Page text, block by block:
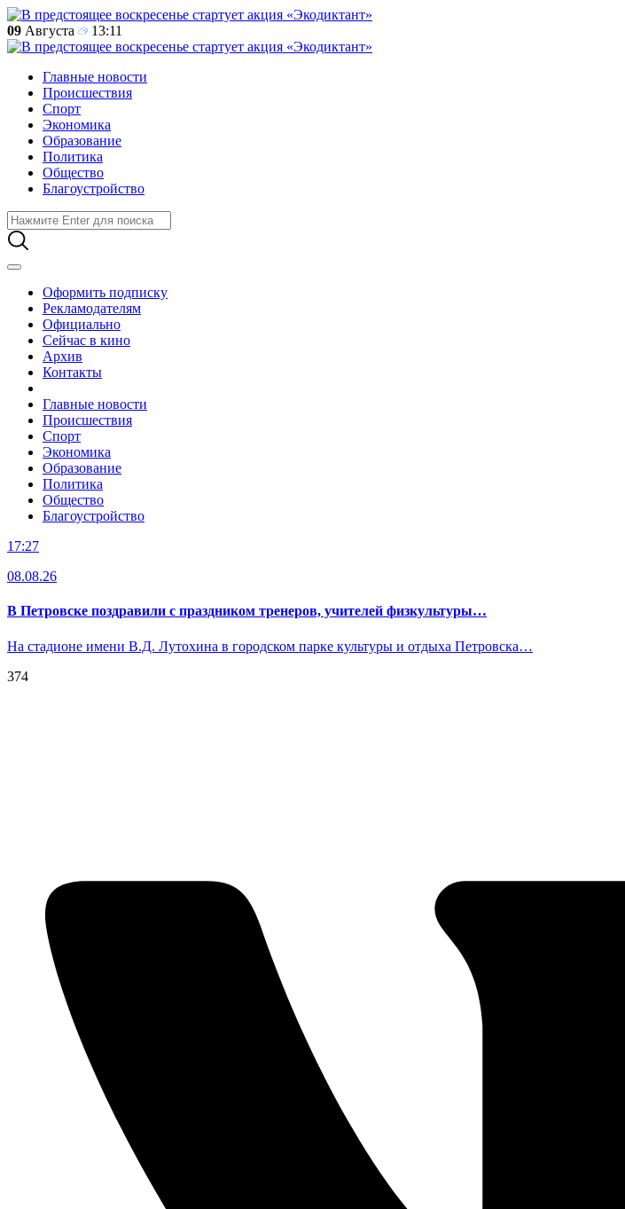
09 Августа 13:11
Главные новости
Происшествия
Спорт
Экономика
Образование
Политика
Общество
Благоустройство
Оформить подписку
Рекламодателям
Официально
Сейчас в кино
Архив
Контакты
Главные новости
Происшествия
Спорт
Экономика
Образование
Политика
Общество
Благоустройство
17:27
08.08.26
В Петровске поздравили с праздником тренеров, учителей физкультуры…
На стадионе имени В.Д. Лутохина в городском парке культуры и отдыха Петровска…
374